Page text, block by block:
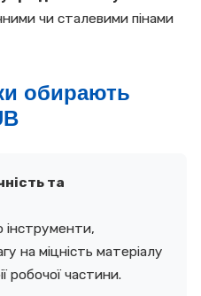
чи сталевими пінами
обирають
та
інструменти,
на міцність матеріалу
робочої частини.